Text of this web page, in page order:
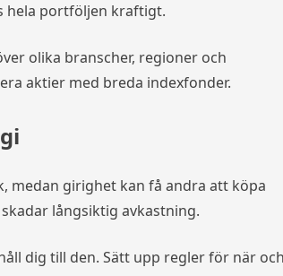
hela portföljen kraftigt.
olika branscher, regioner och
aktier med breda indexfonder.
medan girighet kan få andra att köpa
långsiktig avkastning.
dig till den. Sätt upp regler för när